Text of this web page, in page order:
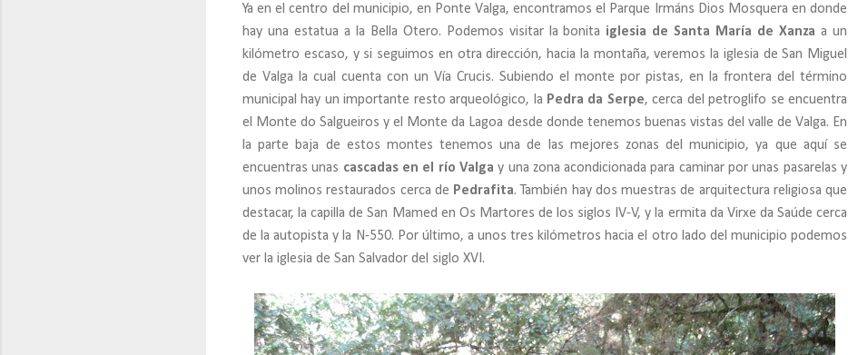
Ya en el centro del municipio, en Ponte Valga, encontramos el Parque Irmáns Dios Mosquera en donde
hay una estatua a la Bella Otero. Podemos visitar la bonita iglesia de Santa María de Xanza a un
kilómetro escaso, y si seguimos en otra dirección, hacia la montaña, veremos la iglesia de San Miguel
de Valga la cual cuenta con un Vía Crucis. Subiendo el monte por pistas, en la frontera del término
municipal hay un importante resto arqueológico, la Pedra da Serpe, cerca del petroglifo se encuentra
el Monte do Salgueiros y el Monte da Lagoa desde donde tenemos buenas vistas del valle de Valga. En
la parte baja de estos montes tenemos una de las mejores zonas del municipio, ya que aquí se
encuentras unas cascadas en el río Valga y una zona acondicionada para caminar por unas pasarelas y
unos molinos restaurados cerca de Pedrafita. También hay dos muestras de arquitectura religiosa que
destacar, la capilla de San Mamed en Os Martores de los siglos IV-V, y la ermita da Virxe da Saúde cerca
de la autopista y la N-550. Por último, a unos tres kilómetros hacia el otro lado del municipio podemos
ver la iglesia de San Salvador del siglo XVI.